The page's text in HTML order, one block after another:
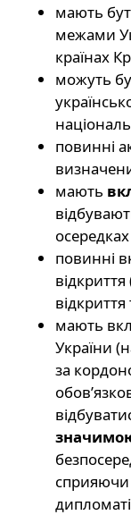
мають
межами
країнах
можуть
повинні
мають
повинні
мають
України
за
сприяючи